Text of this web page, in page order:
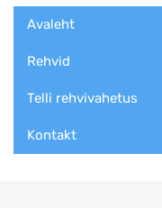
content
Avaleht
Rehvid
Telli rehvivahetus
Kontakt